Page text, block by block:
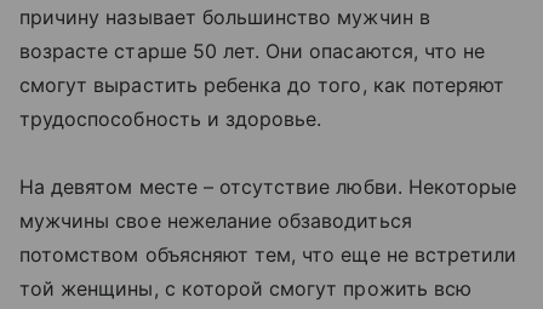
причину называет большинство мужчин в
возрасте старше 50 лет. Они опасаются, что не
смогут вырастить ребенка до того, как потеряют
трудоспособность и здоровье.
На девятом месте – отсутствие любви. Некоторые
мужчины свое нежелание обзаводиться
потомством объясняют тем, что еще не встретили
той женщины, с которой смогут прожить всю